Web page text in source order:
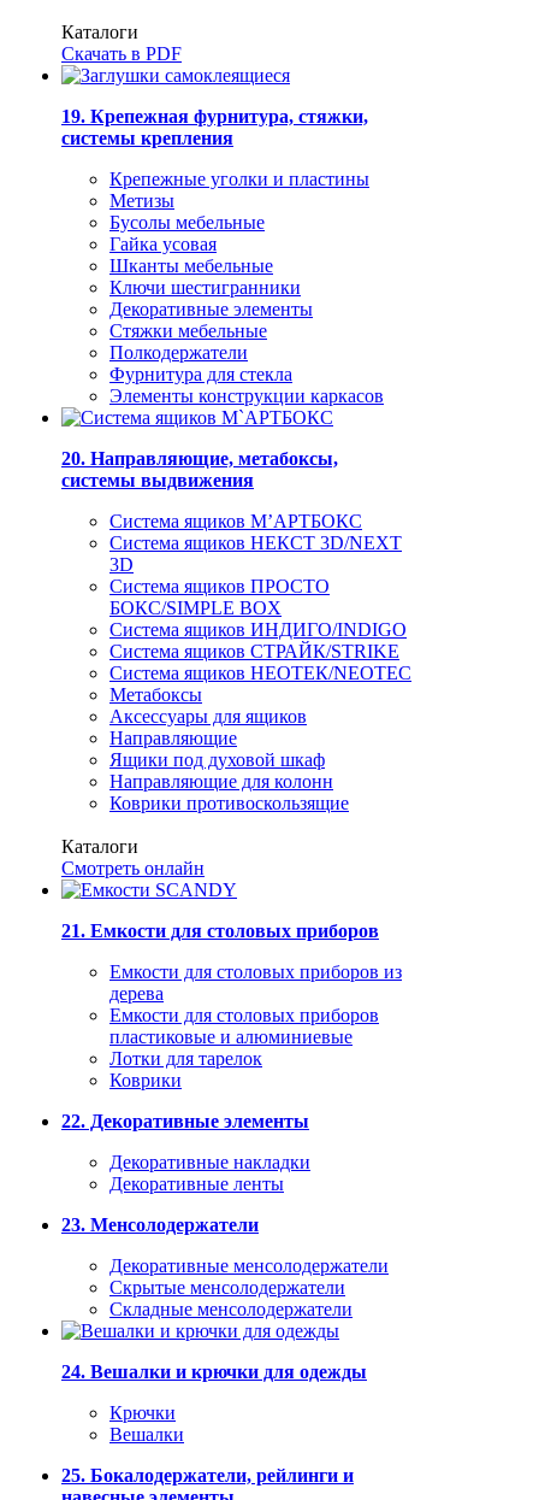
Каталоги
Скачать в PDF
19. Крепежная фурнитура, стяжки,
системы крепления
Крепежные уголки и пластины
Метизы
Бусолы мебельные
Гайка усовая
Шканты мебельные
Ключи шестигранники
Декоративные элементы
Стяжки мебельные
Полкодержатели
Фурнитура для стекла
Элементы конструкции каркасов
20. Направляющие, метабоксы,
системы выдвижения
Система ящиков М’АРТБОКС
Система ящиков НЕКСТ 3D/NEXT
3D
Система ящиков ПРОСТО
БОКС/SIMPLE BOX
Система ящиков ИНДИГО/INDIGO
Система ящиков СТРАЙК/STRIKE
Система ящиков НЕОТЕК/NEOTEC
Метабоксы
Аксессуары для ящиков
Направляющие
Ящики под духовой шкаф
Направляющие для колонн
Коврики противоскользящие
Каталоги
Смотреть онлайн
21. Емкости для столовых приборов
Емкости для столовых приборов из
дерева
Емкости для столовых приборов
пластиковые и алюминиевые
Лотки для тарелок
Коврики
22. Декоративные элементы
Декоративные накладки
Декоративные ленты
23. Менсолодержатели
Декоративные менсолодержатели
Скрытые менсолодержатели
Складные менсолодержатели
24. Вешалки и крючки для одежды
Крючки
Вешалки
25. Бокалодержатели, рейлинги и